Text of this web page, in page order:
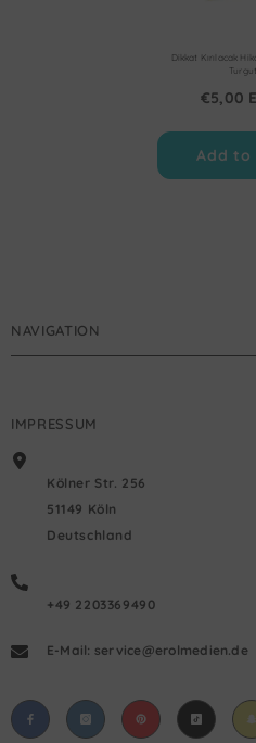
Dikkat Kırılacak
Turgut
€5,00
Add to
NAVIGATION
IMPRESSUM
Kölner Str. 256
51149 Köln
Deutschland
+49 2203369490
E-Mail: service@erolmedien.de